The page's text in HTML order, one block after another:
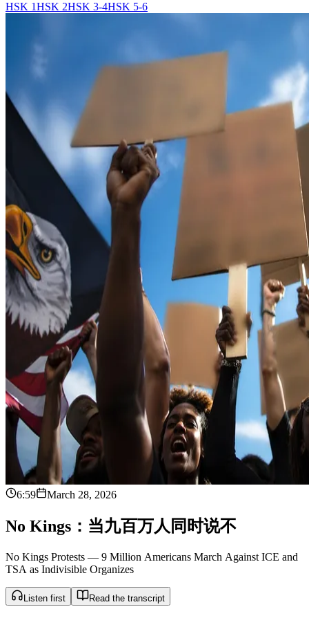
HSK 1HSK 2HSK 3-4HSK 5-6
6:59 March 28, 2026
No Kings ： 当九百万人 同 时说不
No Kings Protests — 9 Million Americans March Against ICE and
TSA as Indivisible Organizes
Listen first Read the transcript